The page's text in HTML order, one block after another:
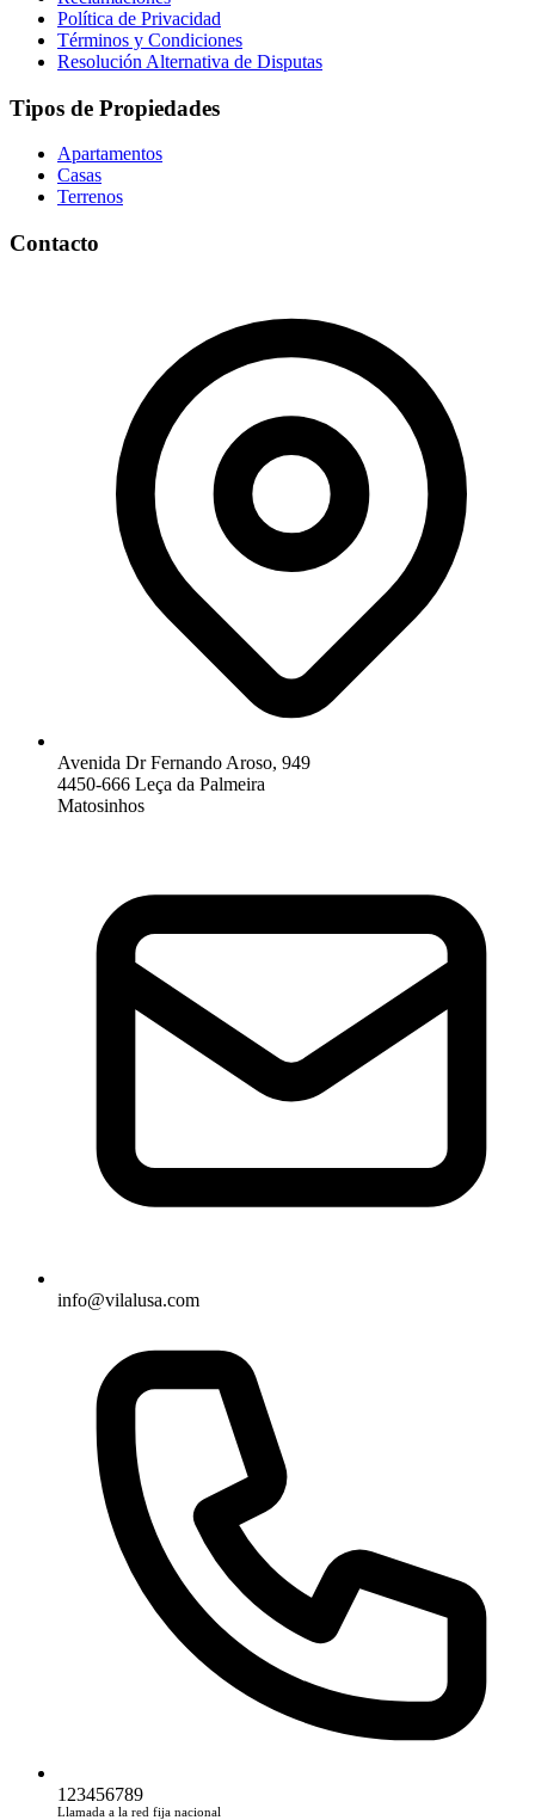
Política de Privacidad
Términos y Condiciones
Resolución Alternativa de Disputas
Tipos de Propiedades
Apartamentos
Casas
Terrenos
Contacto
Avenida Dr Fernando Aroso, 949
4450-666 Leça da Palmeira
Matosinhos
info@vilalusa.com
123456789
Llamada a la red fija nacional